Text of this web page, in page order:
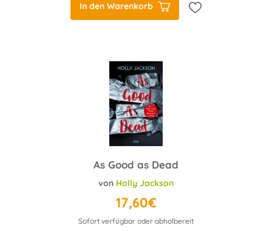
In den Warenkorb
As Good as Dead
von Holly Jackson
17,60€
Sofort verfügbar oder abholbereit